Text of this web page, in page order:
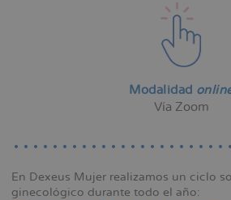
Modalidad
Vía Zoom
En Dexeus Mujer realizamos un ciclo
ginecológico durante todo el año: